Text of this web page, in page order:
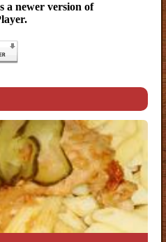
a newer version of